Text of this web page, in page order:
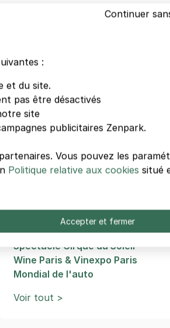
Autres événements de Paris
Salon International de
Retromobile
Paris Games Week
Salon du Bourget
Spectacle Cirque du Soleil
Wine Paris & Vinexpo Paris
Mondial de l'auto
Voir tout >
Continuer
:
et du site.
pas être désactivés
site
publicitaires Zenpark.
Vous pouvez les
Politique relative aux cookies situé
Accepter et fermer